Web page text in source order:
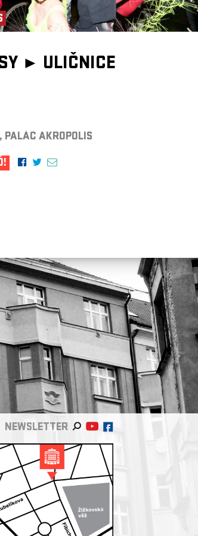
► ULIČNICE
PALÁC AKROPOLIS
NEWSLETTER